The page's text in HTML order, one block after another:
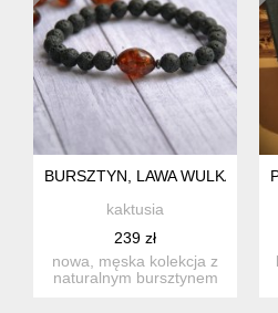
BURSZTYN, LAWA
kaktusia
239 zł
nowa, męska kolekcja z
naturalnym bursztynem